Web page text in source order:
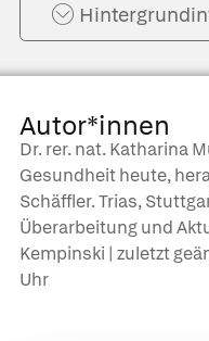
Autor*innen
Dr. rer. nat. Katharina
Gesundheit heute,
Schäffler. Trias,
Überarbeitung und
Kempinski | zuletzt
Uhr